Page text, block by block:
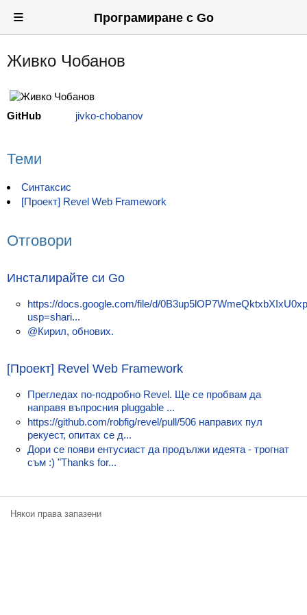
Вход
Регистрация
Новини
Предизвикателства
Потребители
Класация
≡ Програмиране с Go
Живко Чобанов
GitHub jivko-chobanov
Теми
Синтаксис
[Проект] Revel Web Framework
Отговори
Инсталирайте си Go
https://docs.google.com/file/d/
usp=shari...
@Кирил, обнових.
[Проект] Revel Web Framework
Прегледах по-подробно Revel. Ще се пробвам да
направя въпросния pluggable ...
https://github.com/robfig/revel/pull/506 направих пул
рекуест, опитах се д...
Дори се появи ентусиаст да продължи идеята - трогнат
съм :) "Thanks for...
Някои права запазени